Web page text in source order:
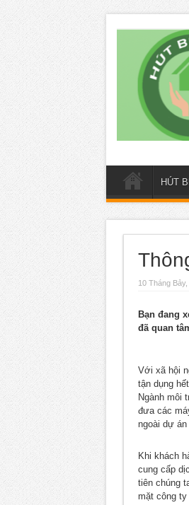
HÚT
10 Tháng
Bạn đang
đã quan
Với xã hội
tận dụng
Ngành môi
đưa các
ngoài dự án
Khi khách
cung cấp
tiên chúng
mặt công ty